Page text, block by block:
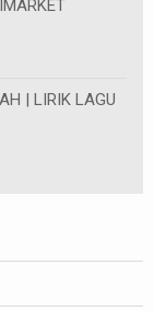
| LIRIK LAGU